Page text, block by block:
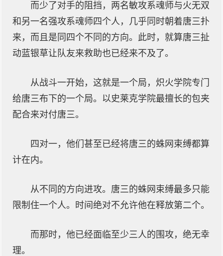
而少了对手的阻挡，两名敏攻系魂师与火无双
和另一名强攻系魂师四个人，几乎同时朝着唐三扑
来，而且是同四个不同的方向。此时，就算唐三扯
动蓝银草让队友来救助也已经来不及了。
从战斗一开始，这就是一个局，炽火学院专门
给唐三布下的一个局。以史莱克学院最擅长的包夹
配合来对付唐三。
四对一，他们甚至已经将唐三的蛛网束缚都算
计在内。
从不同的方向进攻。唐三的蛛网束缚最多只能
限制住一个人。时间绝对不允许他在释放第二个。
而那时，他已经面临至少三人的围攻，绝无幸
理。